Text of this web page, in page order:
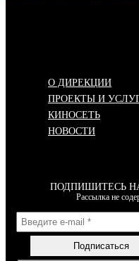
О ДИРЕКЦИИ
ПРОЕКТЫ И
КИНОСЕТЬ
НОВОСТИ
ПОДПИШИТЕСЬ
Рассылка не